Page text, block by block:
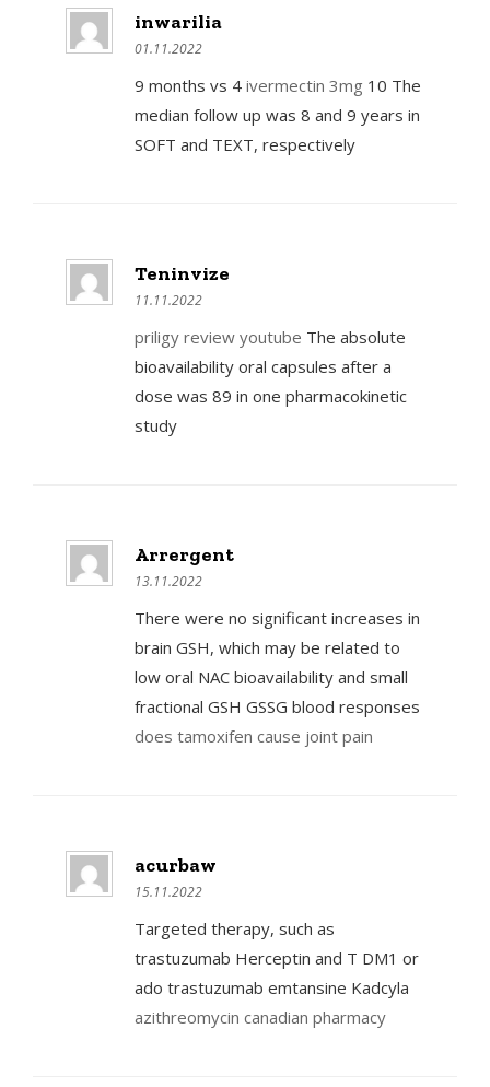
inwarilia
01.11.2022
9 months vs 4 ivermectin 3mg 10 The
median follow up was 8 and 9 years in
SOFT and TEXT, respectively
Teninvize
11.11.2022
priligy review youtube The absolute
bioavailability oral capsules after a
dose was 89 in one pharmacokinetic
study
Arrergent
13.11.2022
There were no significant increases in
brain GSH, which may be related to
low oral NAC bioavailability and small
fractional GSH GSSG blood responses
does tamoxifen cause joint pain
acurbaw
15.11.2022
Targeted therapy, such as
trastuzumab Herceptin and T DM1 or
ado trastuzumab emtansine Kadcyla
azithreomycin canadian pharmacy